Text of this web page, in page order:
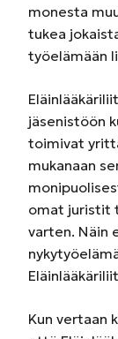
monesta
tukea
työelämään
jäsenistöön
toimivat
mukanaan
omat juristit
varten. Näin
Kun vertaan